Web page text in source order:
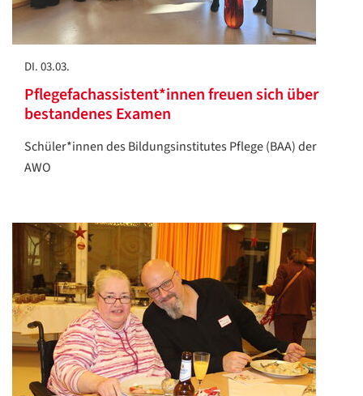
DI. 03.03.
Pflegefachassistent*innen freuen sich über
bestandenes Examen
Schüler*innen des Bildungsinstitutes Pflege (BAA) der
AWO